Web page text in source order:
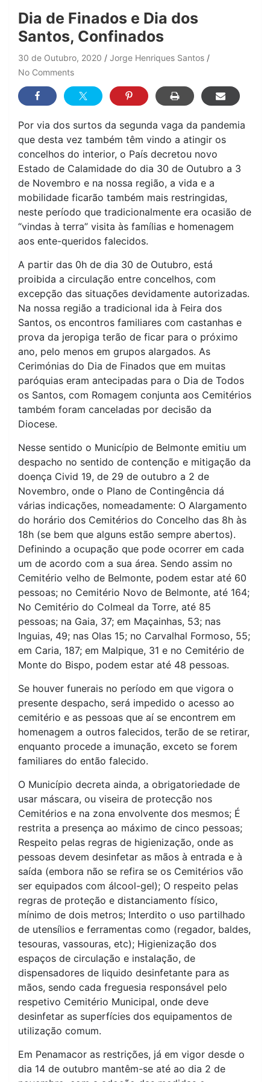
Dia de Finados e Dia dos
Santos, Confinados
30 de Outubro, 2020
Jorge Henriques Santos
No Comments
Por via dos surtos da segunda vaga da pandemia
que desta vez também têm vindo a atingir os
concelhos do interior, o País decretou novo
Estado de Calamidade do dia 30 de Outubro a 3
de Novembro e na nossa região, a vida e a
mobilidade ficarão também mais restringidas,
neste período que tradicionalmente era ocasião de
“vindas à terra” visita às famílias e homenagem
aos ente-queridos falecidos.
A partir das 0h de dia 30 de Outubro, está
proibida a circulação entre concelhos, com
excepção das situações devidamente autorizadas.
Na nossa região a tradicional ida à Feira dos
Santos, os encontros familiares com castanhas e
prova da jeropiga terão de ficar para o próximo
ano, pelo menos em grupos alargados. As
Cerimónias do Dia de Finados que em muitas
paróquias eram antecipadas para o Dia de Todos
os Santos, com Romagem conjunta aos Cemitérios
também foram canceladas por decisão da
Diocese.
Nesse sentido o Município de Belmonte emitiu um
despacho no sentido de contenção e mitigação da
doença Civid 19, de 29 de outubro a 2 de
Novembro, onde o Plano de Contingência dá
várias indicações, nomeadamente: O Alargamento
do horário dos Cemitérios do Concelho das 8h às
18h (se bem que alguns estão sempre abertos).
Definindo a ocupação que pode ocorrer em cada
um de acordo com a sua área. Sendo assim no
Cemitério velho de Belmonte, podem estar até 60
pessoas; no Cemitério Novo de Belmonte, até 164;
No Cemitério do Colmeal da Torre, até 85
pessoas; na Gaia, 37; em Maçainhas, 53; nas
Inguias, 49; nas Olas 15; no Carvalhal Formoso, 55;
em Caria, 187; em Malpique, 31 e no Cemitério de
Monte do Bispo, podem estar até 48 pessoas.
Se houver funerais no período em que vigora o
presente despacho, será impedido o acesso ao
cemitério e as pessoas que aí se encontrem em
homenagem a outros falecidos, terão de se retirar,
enquanto procede a imunação, exceto se forem
familiares do então falecido.
O Município decreta ainda, a obrigatoriedade de
usar máscara, ou viseira de protecção nos
Cemitérios e na zona envolvente dos mesmos; É
restrita a presença ao máximo de cinco pessoas;
Respeito pelas regras de higienização, onde as
pessoas devem desinfetar as mãos à entrada e à
saída (embora não se refira se os Cemitérios vão
ser equipados com álcool-gel); O respeito pelas
regras de proteção e distanciamento físico,
mínimo de dois metros; Interdito o uso partilhado
de utensílios e ferramentas como (regador, baldes,
tesouras, vassouras, etc); Higienização dos
espaços de circulação e instalação, de
dispensadores de liquido desinfetante para as
mãos, sendo cada freguesia responsável pelo
respetivo Cemitério Municipal, onde deve
desinfetar as superfícies dos equipamentos de
utilização comum.
Em Penamacor as restrições, já em vigor desde o
dia 14 de outubro mantêm-se até ao dia 2 de